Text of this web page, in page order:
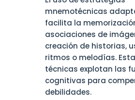
mnemotécnicas
facilita la
asociaciones de
creación de historias,
ritmos o melodías.
técnicas explotan las
cognitivas para
debilidades.